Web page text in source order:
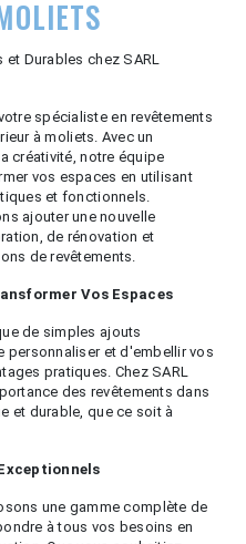
et Durables chez SARL
spécialiste en revêtements
à moliets. Avec un
créativité, notre équipe
vos espaces en utilisant
et fonctionnels.
ajouter une nouvelle
de rénovation et
de revêtements.
Vos Espaces
de simples ajouts
personnaliser et d'embellir vos
pratiques. Chez SARL
des revêtements dans
et durable, que ce soit à
une gamme complète de
à tous vos besoins en